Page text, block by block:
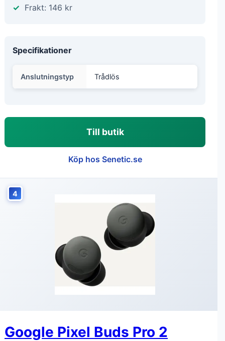
Frakt: 146 kr
Specifikationer
Anslutningstyp Trådlös
Till butik
Köp hos Senetic.se
4
Google Pixel Buds Pro 2